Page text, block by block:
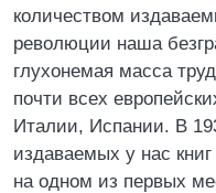
количеством
революции наша
глухонемая масса
почти всех
Италии, Испании. В
издаваемых у нас
на одном из первых